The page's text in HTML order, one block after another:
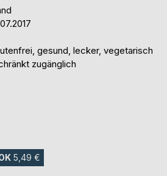
gesund, lecker, vegetarisch
zugänglich
5,49 €